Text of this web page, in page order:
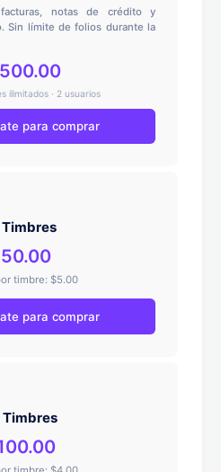
notas de crédito y
Sin límite de folios durante la
ilimitados · 2 usuarios
para comprar
Timbres
timbre: $5.00
para comprar
Timbres